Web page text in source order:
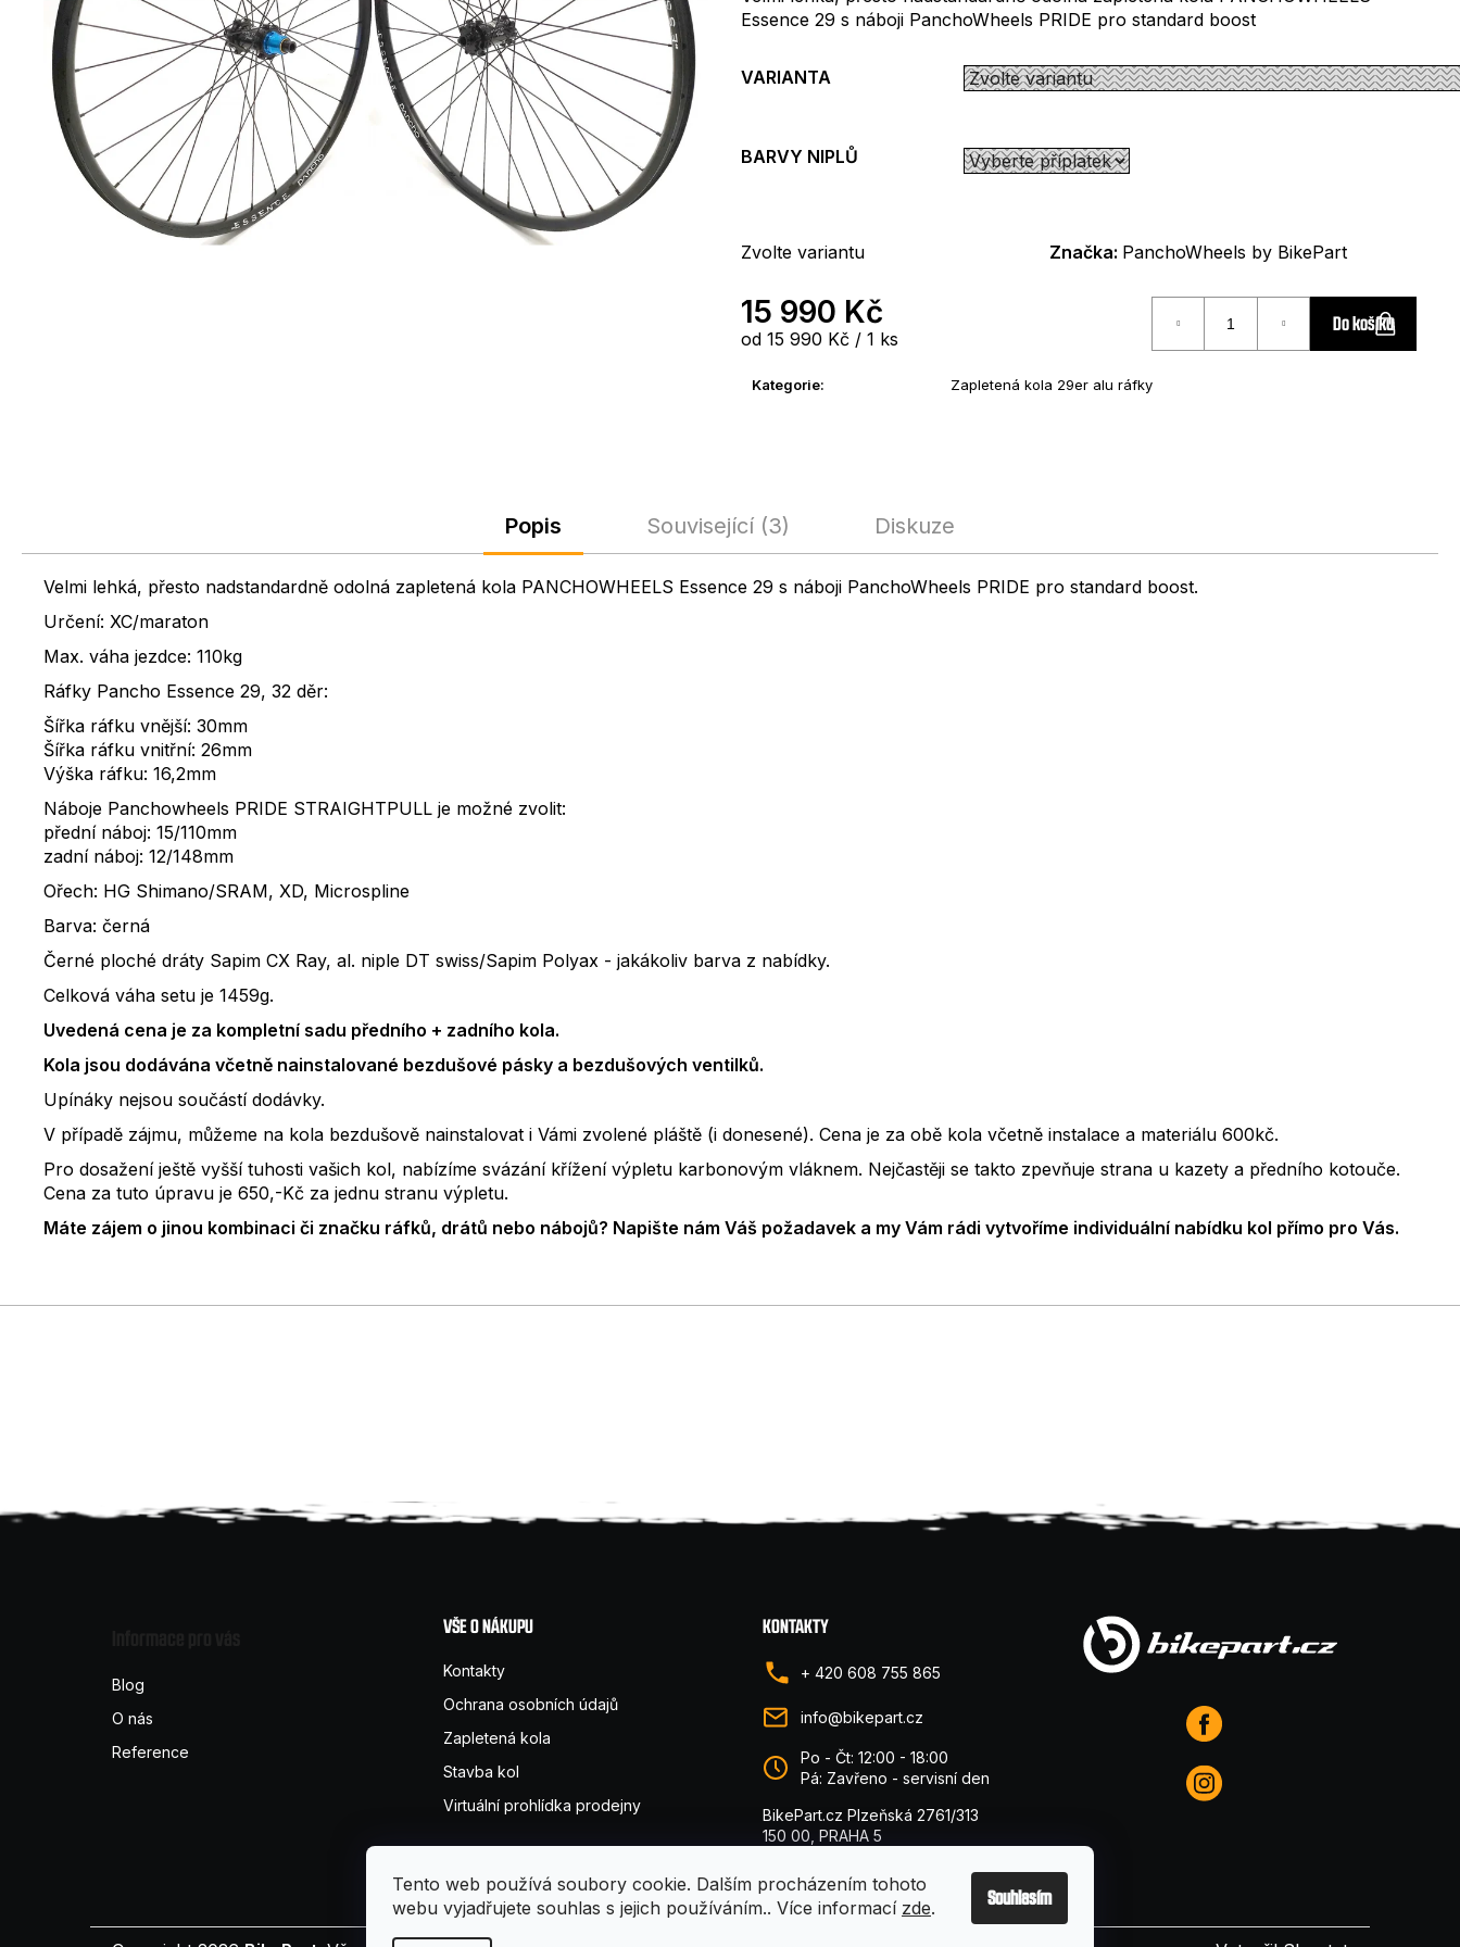
Tento web používá soubory cookie. Dalším procházením tohoto
webu vyjadřujete souhlas s jejich používáním.. Více informací zde. Souhlasím
Essence 29 s náboji PanchoWheels PRIDE pro standard boost
VARIANTA
BARVY NIPLŮ
Zvolte variantu Značka: PanchoWheels by BikePart
15 990 Kč
Měrná
od 15 990 Kč / 1 ks
Do košíku
Kategorie: Zapletená kola 29er alu ráfky
Popis Související (3) Diskuze
Velmi lehká, přesto nadstandardně odolná zapletená kola PANCHOWHEELS Essence 29 s náboji PanchoWheels PRIDE pro standard boost.
Určení: XC/maraton
Max. váha jezdce: 110kg
Ráfky Pancho Essence 29, 32 děr:
Šířka ráfku vnější: 30mm
Šířka ráfku vnitřní: 26mm
Výška ráfku: 16,2mm
Náboje Panchowheels PRIDE STRAIGHTPULL je možné zvolit:
přední náboj: 15/110mm
zadní náboj: 12/148mm
Ořech: HG Shimano/SRAM, XD, Microspline
Barva: černá
Černé ploché dráty Sapim CX Ray, al. niple DT swiss/Sapim Polyax - jakákoliv barva z nabídky.
Celková váha setu je 1459g.
Uvedená cena je za kompletní sadu předního + zadního kola.
Kola jsou dodávána včetně nainstalované bezdušové pásky a bezdušových ventilků.
Upínáky nejsou součástí dodávky.
V případě zájmu, můžeme na kola bezdušově nainstalovat i Vámi zvolené pláště (i donesené). Cena je za obě kola včetně instalace a materiálu 600kč.
Pro dosažení ještě vyšší tuhosti vašich kol, nabízíme svázání křížení výpletu karbonovým vláknem. Nejčastěji se takto zpevňuje strana u kazety a předního kotouče.
Cena za tuto úpravu je 650,-Kč za jednu stranu výpletu.
Máte zájem o jinou kombinaci či značku ráfků, drátů nebo nábojů? Napište nám Váš požadavek a my Vám rádi vytvoříme individuální nabídku kol přímo pro Vás.
Blog
O nás
Reference
VŠE O NÁKUPU
Kontakty
Ochrana osobních údajů
Zapletená kola
Stavba kol
Virtuální prohlídka prodejny
KONTAKTY
+ 420 608 755 865
info@bikepart.cz
Po - Čt: 12:00 - 18:00
Pá: Zavřeno - servisní den
BikePart.cz Plzeňská 2761/313
150 00, PRAHA 5